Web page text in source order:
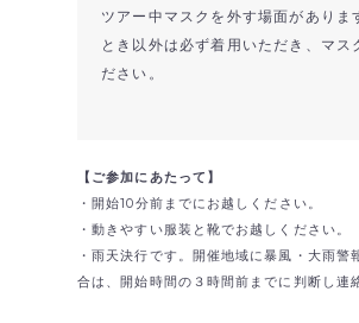
ツアー中マスクを外す場面があり
とき以外は必ず着用いただき、マス
ださい。
【ご参加にあたって】
・開始10分前までにお越しください。
・動きやすい服装と靴でお越しください。
・雨天決行です。開催地域に暴風・大雨
合は、開始時間の３時間前までに判断し連